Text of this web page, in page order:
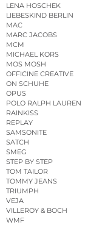
LENA HOSCHEK
LIEBESKIND BERLIN
MAC
MARC JACOBS
MCM
MICHAEL KORS
MOS MOSH
OFFICINE CREATIVE
ON SCHUHE
OPUS
POLO RALPH LAUREN
RAINKISS
REPLAY
SAMSONITE
SATCH
SMEG
STEP BY STEP
TOM TAILOR
TOMMY JEANS
TRIUMPH
VEJA
VILLEROY & BOCH
WMF